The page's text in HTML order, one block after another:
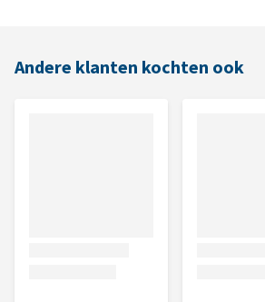
Andere klanten kochten ook